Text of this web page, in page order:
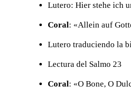
Lutero: Hier stehe ich
Coral: «Allein auf
Lutero traduciendo la
Lectura del Salmo 23
Coral: «O Bone, O